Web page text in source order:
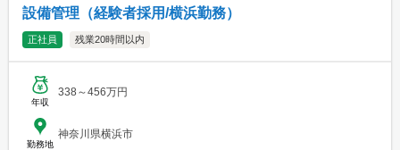
設備管理（経験者採用/横浜勤務）
正社員 残業20時間以内
年収
338～456万円
勤務地
神奈川県横浜市